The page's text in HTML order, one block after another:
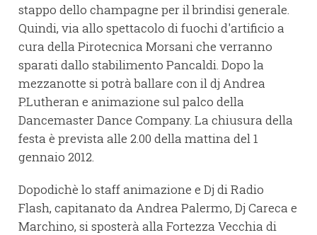
stappo dello champagne per il brindisi generale.
Quindi, via allo spettacolo di fuochi d'artificio a
cura della Pirotecnica Morsani che verranno
sparati dallo stabilimento Pancaldi. Dopo la
mezzanotte si potrà ballare con il dj Andrea
P.Lutheran e animazione sul palco della
Dancemaster Dance Company. La chiusura della
festa è prevista alle 2.00 della mattina del 1
gennaio 2012.
Dopodichè lo staff animazione e Dj di Radio
Flash, capitanato da Andrea Palermo, Dj Careca e
Marchino, si sposterà alla Fortezza Vecchia di